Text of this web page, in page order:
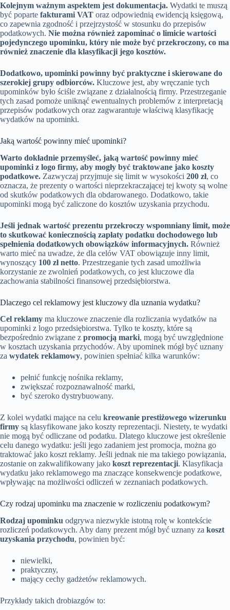
Kolejnym ważnym aspektem jest dokumentacja. Wydatki te muszą
być poparte fakturami VAT oraz odpowiednią ewidencją księgową,
co zapewnia zgodność i przejrzystość w stosunku do przepisów
podatkowych. Nie można również zapominać o limicie wartości
pojedynczego upominku, który nie może być przekroczony, co ma
również znaczenie dla klasyfikacji jego kosztów.
Dodatkowo, upominki powinny być praktyczne i skierowane do
szerokiej grupy odbiorców. Kluczowe jest, aby wręczanie tych
upominków było ściśle związane z działalnością firmy. Przestrzeganie
tych zasad pomoże uniknąć ewentualnych problemów z interpretacją
przepisów podatkowych oraz zagwarantuje właściwą klasyfikację
wydatków na upominki.
Jaką wartość powinny mieć upominki?
Warto dokładnie przemyśleć, jaką wartość powinny mieć
upominki z logo firmy, aby mogły być traktowane jako koszty
podatkowe. Zazwyczaj przyjmuje się limit w wysokości 200 zł, co
oznacza, że prezenty o wartości nieprzekraczającej tej kwoty są wolne
od skutków podatkowych dla obdarowanego. Dodatkowo, takie
upominki mogą być zaliczone do kosztów uzyskania przychodu.
Jeśli jednak wartość prezentu przekroczy wspomniany limit, może
to skutkować koniecznością zapłaty podatku dochodowego lub
spełnienia dodatkowych obowiązków informacyjnych. Również
warto mieć na uwadze, że dla celów VAT obowiązuje inny limit,
wynoszący 100 zł netto. Przestrzeganie tych zasad umożliwia
korzystanie ze zwolnień podatkowych, co jest kluczowe dla
zachowania stabilności finansowej przedsiębiorstwa.
Dlaczego cel reklamowy jest kluczowy dla uznania wydatku?
Cel reklamy ma kluczowe znaczenie dla rozliczania wydatków na
upominki z logo przedsiębiorstwa. Tylko te koszty, które są
bezpośrednio związane z promocją marki, mogą być uwzględnione
w kosztach uzyskania przychodów. Aby upominek mógł być uznany
za wydatek reklamowy, powinien spełniać kilka warunków:
pełnić funkcję nośnika reklamy,
zwiększać rozpoznawalność marki,
być szeroko dystrybuowany.
Z kolei wydatki mające na celu kreowanie prestiżowego wizerunku
firmy są klasyfikowane jako koszty reprezentacji. Niestety, te wydatki
nie mogą być odliczane od podatku. Dlatego kluczowe jest określenie
celu danego wydatku: jeśli jego zadaniem jest promocja, można go
traktować jako koszt reklamy. Jeśli jednak nie ma takiego powiązania,
zostanie on zakwalifikowany jako koszt reprezentacji. Klasyfikacja
wydatku jako reklamowego ma znaczące konsekwencje podatkowe,
wpływając na możliwości odliczeń w zeznaniach podatkowych.
Czy rodzaj upominku ma znaczenie w rozliczeniu podatkowym?
Rodzaj upominku odgrywa niezwykle istotną rolę w kontekście
rozliczeń podatkowych. Aby dany prezent mógł być uznany za koszt
uzyskania przychodu, powinien być:
niewielki,
praktyczny,
mający cechy gadżetów reklamowych.
Przykłady takich drobiazgów to: